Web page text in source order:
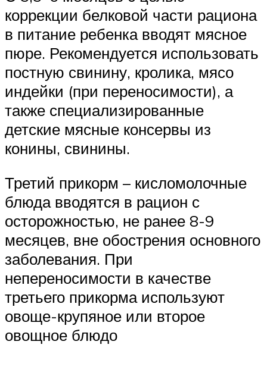
коррекции белковой части рациона
в питание ребенка вводят мясное
пюре. Рекомендуется использовать
постную свинину, кролика, мясо
индейки (при переносимости), а
также специализированные
детские мясные консервы из
конины, свинины.
Третий прикорм – кисломолочные
блюда вводятся в рацион с
осторожностью, не ранее 8-9
месяцев, вне обострения основного
заболевания. При
непереносимости в качестве
третьего прикорма используют
овоще-крупяное или второе
овощное блюдо